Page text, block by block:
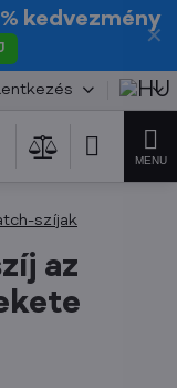
✕
kedvezmény
szíjak
az